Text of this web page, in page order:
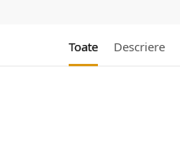
Toate Descriere